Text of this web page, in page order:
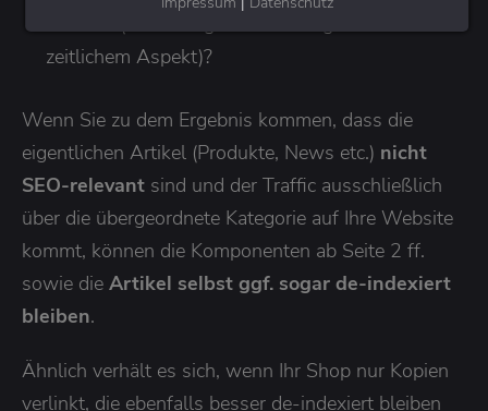
zeitlichem Aspekt)?
Wenn Sie zu dem Ergebnis kommen, dass die
eigentlichen Artikel (Produkte, News etc.) nicht
SEO-relevant sind und der Traffic ausschließlich
über die übergeordnete Kategorie auf Ihre Website
kommt, können die Komponenten ab Seite 2 ff.
sowie die Artikel selbst ggf. sogar de-indexiert
bleiben.
Ähnlich verhält es sich, wenn Ihr Shop nur Kopien
verlinkt, die ebenfalls besser de-indexiert bleiben